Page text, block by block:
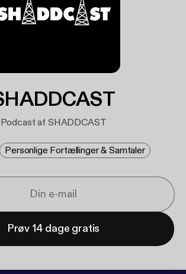
Podcast af SHADDCAST
Personlige Fortællinger & Samtaler
Prøv 14 dage gratis